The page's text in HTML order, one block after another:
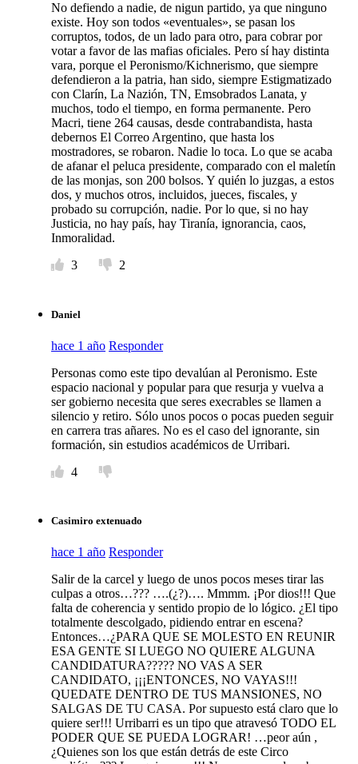
No defiendo a nadie, de nigun partido, ya que ninguno
existe. Hoy son todos «eventuales», se pasan los
corruptos, todos, de un lado para otro, para cobrar por
votar a favor de las mafias oficiales. Pero sí hay distinta
vara, porque el Peronismo/Kichnerismo, que siempre
defendieron a la patria, han sido, siempre Estigmatizado
con Clarín, La Nazión, TN, Emsobrados Lanata, y
muchos, todo el tiempo, en forma permanente. Pero
Macri, tiene 264 causas, desde contrabandista, hasta
debernos El Correo Argentino, que hasta los
mostradores, se robaron. Nadie lo toca. Lo que se acaba
de afanar el peluca presidente, comparado con el maletín
de las monjas, son 200 bolsos. Y quién lo juzgas, a estos
dos, y muchos otros, incluidos, jueces, fiscales, y
probado su corrupción, nadie. Por lo que, si no hay
Justicia, no hay país, hay Tiranía, ignorancia, caos,
Inmoralidad.
3
2
Daniel
hace 1 año Responder
Personas como este tipo devalúan al Peronismo. Este
espacio nacional y popular para que resurja y vuelva a
ser gobierno necesita que seres execrables se llamen a
silencio y retiro. Sólo unos pocos o pocas pueden seguir
en carrera tras añares. No es el caso del ignorante, sin
formación, sin estudios académicos de Urribari.
4
Casimiro extenuado
hace 1 año Responder
Salir de la carcel y luego de unos pocos meses tirar las
culpas a otros…??? ….(¿?)…. Mmmm. ¡Por dios!!! Que
falta de coherencia y sentido propio de lo lógico. ¿El tipo
totalmente descolgado, pidiendo entrar en escena?
Entonces…¿PARA QUE SE MOLESTO EN REUNIR
ESA GENTE SI LUEGO NO QUIERE ALGUNA
CANDIDATURA????? NO VAS A SER
CANDIDATO, ¡¡¡ENTONCES, NO VAYAS!!!
QUEDATE DENTRO DE TUS MANSIONES, NO
SALGAS DE TU CASA. Por supuesto está claro que lo
quiere ser!!! Urribarri es un tipo que atravesó TODO EL
PODER QUE SE PUEDA LOGRAR! …peor aún ,
¿Quienes son los que están detrás de este Circo